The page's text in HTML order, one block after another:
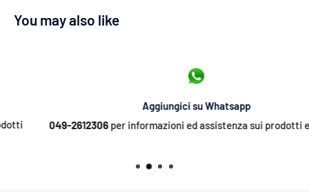
You may also like
Aggiungici su Whatsapp
049-2612306per informazioni ed assistenza sui prodotti ed ordini